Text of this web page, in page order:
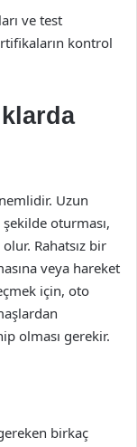
ve test
kontrol
Uzun
oturması,
Rahatsız bir
veya hareket
için, oto
olması gerekir.
birkaç